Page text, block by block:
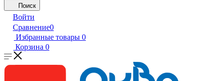
Поиск
Войти
Сравнение0
Избранные товары 0
Корзина 0